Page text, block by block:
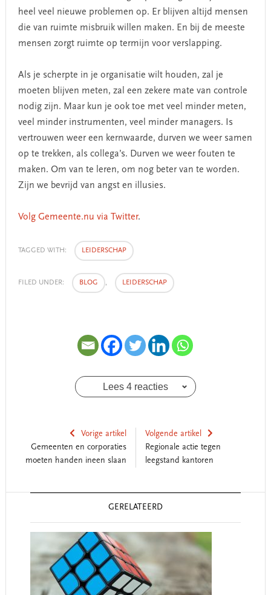
heel veel nieuwe problemen op. Er blijven altijd mensen
die van ruimte misbruik willen maken. En bij de meeste
mensen zorgt ruimte op termijn voor verslapping.
Als je scherpte in je organisatie wilt houden, zal je
moeten blijven meten, zal een zekere mate van controle
nodig zijn. Maar kun je ook toe met veel minder meten,
veel minder instrumenten, veel minder managers. Is
vertrouwen weer een kernwaarde, durven we weer samen
op te trekken, als collega’s. Durven we weer fouten te
maken. Om van te leren, om nog beter van te worden.
Zijn we bevrijd van angst en illusies.
Volg Gemeente.nu via Twitter.
TAGGED WITH: LEIDERSCHAP
FILED UNDER: BLOG , LEIDERSCHAP
Lees 4 reacties
Vorige artikel
Gemeenten en corporaties
moeten handen ineen slaan
Volgende artikel
Regionale actie tegen
leegstand kantoren
GERELATEERD